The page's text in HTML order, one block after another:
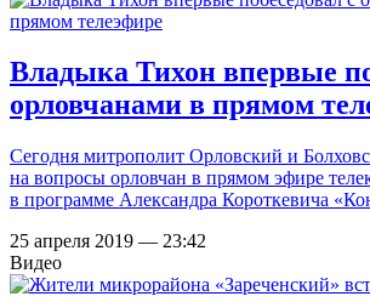
Владыка Тихон впервые
орловчанами в прямом
Сегодня митрополит Орловский и
на вопросы орловчан в прямом эфире
в программе Александра Короткевича
25 апреля 2019 — 23:42
Видео